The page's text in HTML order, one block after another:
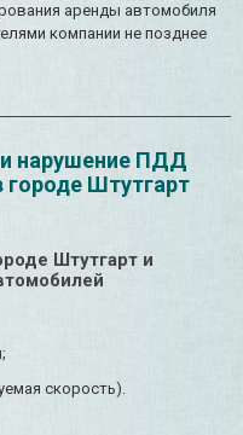
аренды автомобиля
компании не позднее
нарушение ПДД
Штутгарт
Штутгарт и
скорость).